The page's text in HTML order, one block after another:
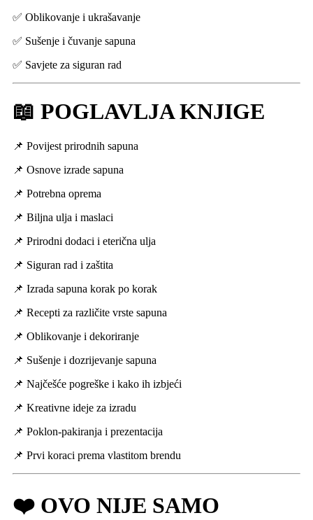
✅ Oblikovanje i ukrašavanje
✅ Sušenje i čuvanje sapuna
✅ Savjete za siguran rad
📖 POGLAVLJA KNJIGE
📌 Povijest prirodnih sapuna
📌 Osnove izrade sapuna
📌 Potrebna oprema
📌 Biljna ulja i maslaci
📌 Prirodni dodaci i eterična ulja
📌 Siguran rad i zaštita
📌 Izrada sapuna korak po korak
📌 Recepti za različite vrste sapuna
📌 Oblikovanje i dekoriranje
📌 Sušenje i dozrijevanje sapuna
📌 Najčešće pogreške i kako ih izbjeći
📌 Kreativne ideje za izradu
📌 Poklon-pakiranja i prezentacija
📌 Prvi koraci prema vlastitom brendu
❤️ OVO NIJE SAMO